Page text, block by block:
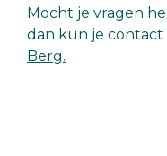
Mocht je vragen
dan kun je
Berg.